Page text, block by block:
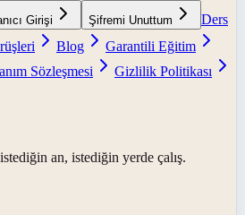
Girişi Şifremi Unuttum
Ders
Blog
Garantili Eğitim
Sözleşmesi
Gizlilik Politikası
an, istediğin yerde çalış.